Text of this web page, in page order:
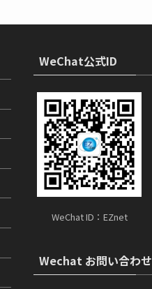
WeChat公式ID
WeChat ID：EZnet
Wechat お問い合わせ